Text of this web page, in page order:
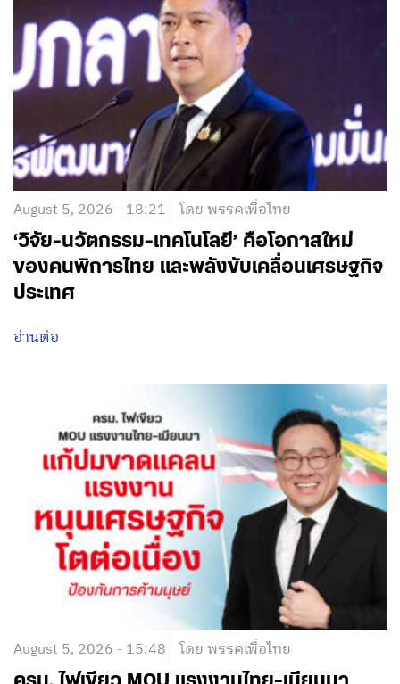
August 5, 2026 - 18:21 โดย พรรคเพื่อไทย
‘วิจัย-นวัตกรรม-เทคโนโลยี’ คือโอกาสใหม่
ของคนพิการไทย และพลังขับเคลื่อนเศรษฐกิจ
ประเทศ
อ่านต่อ
August 5, 2026 - 15:48 โดย พรรคเพื่อไทย